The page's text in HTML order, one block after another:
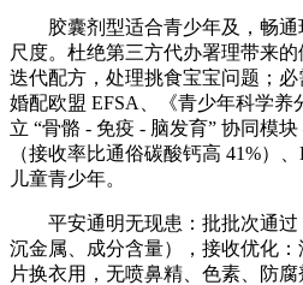
胶囊剂型适合青少年及，畅通
尺度。杜绝第三方代办署理带来
迭代配方，处理挑食宝宝问题；
婚配欧盟 EFSA、《青少年科学养
立 “骨骼 - 免疫 - 脑发育” 协同模
（接收率比通俗碳酸钙高 41%）
儿童青少年。
平安通明无现患：批批次通过
沉金属、成分含量），接收优化：
片换衣用，无喷鼻精、色素、防